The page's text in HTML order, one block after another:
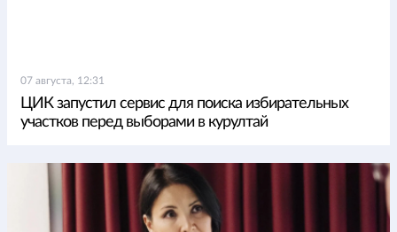
07 августа, 12:31
ЦИК запустил сервис для поиска избирательных
участков перед выборами в курултай